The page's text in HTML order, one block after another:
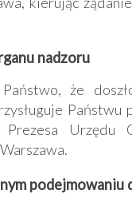
nadzoru
że
Państwu
Urzędu
podejmowaniu